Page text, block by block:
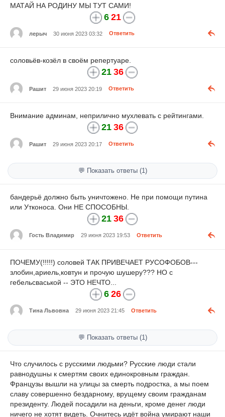
МАТАЙ НА РОДИНУ МЫ ТУТ САМИ!
6 21
лерыч 30 июня 2023 03:32 Ответить
соловьёв-козёл в своём репертуаре.
21 36
Рашит 29 июня 2023 20:19 Ответить
Внимание админам, неприлично мухлевать с рейтингами.
21 36
Рашит 29 июня 2023 20:17 Ответить
💬 Показать ответы (1)
бандерьё должно быть уничтожено. Не при помощи путина
или Утконоса. Они НЕ СПОСОБНЫ.
21 36
Гость Владимир 29 июня 2023 19:53 Ответить
ПОЧЕМУ(!!!!!) соловей ТАК ПРИВЕЧАЕТ РУСОФОБОВ---
злобин,ариель,ковтун и прочую шушеру??? НО с
гебельсваськой -- ЭТО НЕЧТО...
6 26
Тина Львовна 29 июня 2023 21:45 Ответить
💬 Показать ответы (1)
Что случилось с русскими людьми? Русские люди стали
равнодушны к смертям своих единокровным граждан.
Французы вышли на улицы за смерть подростка, а мы поем
славу совершенно бездарному, врущему своим гражданам
президенту. Людей посадили на деньги, кроме денег люди
ничего не хотят видеть. Очнитесь идёт война умирают наши